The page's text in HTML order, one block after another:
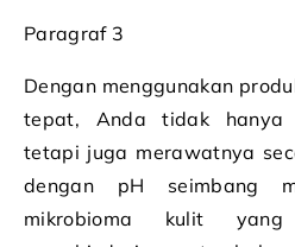
Paragraf 3
Dengan menggunakan
tepat, Anda tidak hanya
tetapi juga merawatnya
dengan pH seimbang
mikrobioma kulit